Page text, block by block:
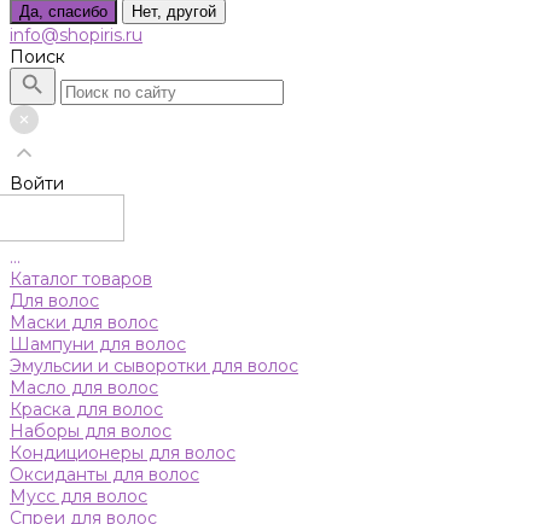
Да, спасибо Нет, другой
info@shopiris.ru
Поиск
Войти
...
Каталог товаров
Для волос
Маски для волос
Шампуни для волос
Эмульсии и сыворотки для волос
Масло для волос
Краска для волос
Наборы для волос
Кондиционеры для волос
Оксиданты для волос
Мусс для волос
Спреи для волос